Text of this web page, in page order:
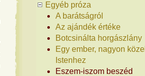
Egyéb próza
A barátságról
Az ajándék értéke
Botcsinálta horgászlány
Egy ember, nagyon közel
Istenhez
Eszem-iszom beszéd